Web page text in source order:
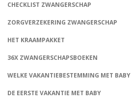
CHECKLIST ZWANGERSCHAP
ZORGVERZEKERING ZWANGERSCHAP
HET KRAAMPAKKET
36X ZWANGERSCHAPSBOEKEN
WELKE VAKANTIEBESTEMMING MET BABY
DE EERSTE VAKANTIE MET BABY